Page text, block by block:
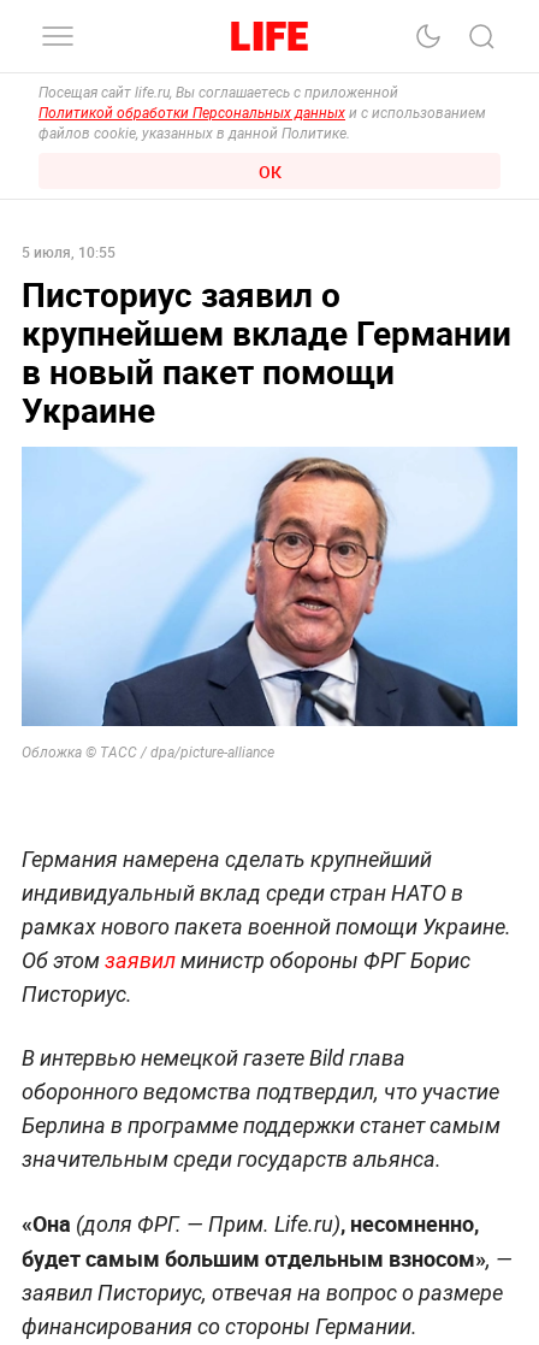
Посещая сайт life.ru, Вы соглашаетесь с приложенной
Политикой обработки Персональных данных и с использованием
файлов cookie, указанных в данной Политике.
ОК
5 июля, 10:55
Писториус заявил о
крупнейшем вкладе Германии
в новый пакет помощи
Украине
Обложка © ТАСС / dpa/picture-alliance
Германия намерена сделать крупнейший
индивидуальный вклад среди стран НАТО в
рамках нового пакета военной помощи Украине.
Об этомзаявилминистр обороны ФРГ Борис
Писториус.
В интервью немецкой газете Bild глава
оборонного ведомства подтвердил, что участие
Берлина в программе поддержки станет самым
значительным среди государств альянса.
«Она (доля ФРГ. — Прим. Life.ru), несомненно,
будет самым большим отдельным взносом», —
заявил Писториус, отвечая на вопрос о размере
финансирования со стороны Германии.